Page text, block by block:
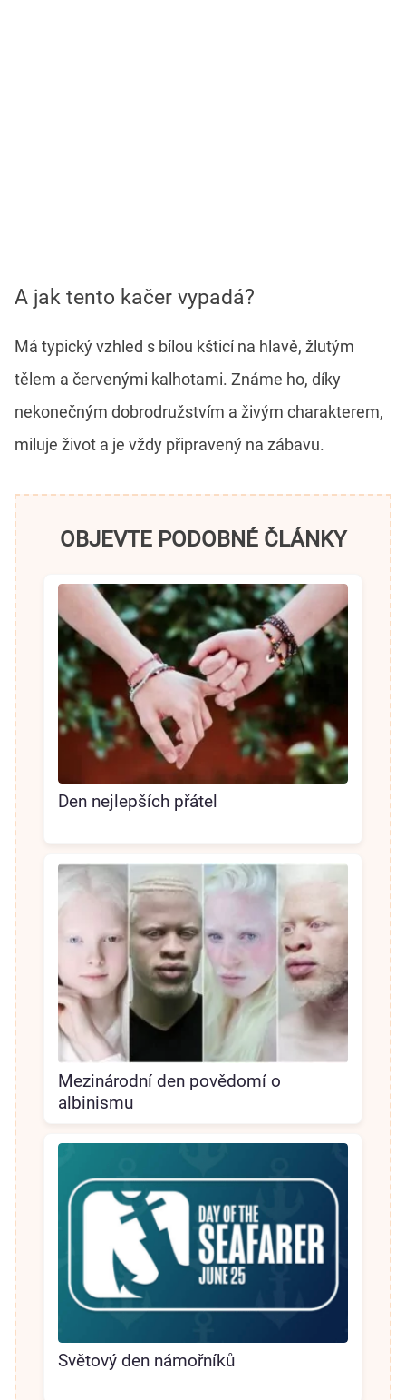
A jak tento kačer vypadá?
Má typický vzhled s bílou kšticí na hlavě, žlutým
tělem a červenými kalhotami. Známe ho, díky
nekonečným dobrodružstvím a živým charakterem,
miluje život a je vždy připravený na zábavu.
OBJEVTE PODOBNÉ ČLÁNKY
Den nejlepších přátel
Mezinárodní den povědomí o
albinismu
Světový den námořníků